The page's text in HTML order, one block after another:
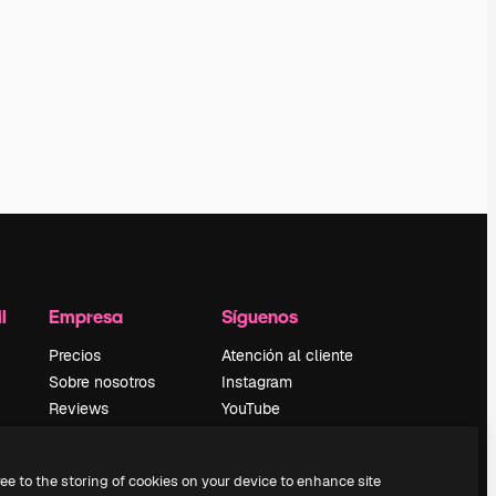
Empresa
Precios
Sobre nosotros
Reviews
búsqueda
Síguenos
Atención al cliente
Instagram
YouTube
Discord
to the storing of cookies on your device to enhance site